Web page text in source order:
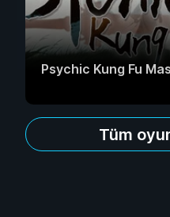
Psychic Kung Fu
Tüm